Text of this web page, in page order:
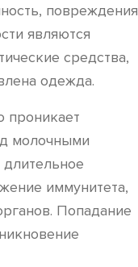
повреждения
являются
средства,
одежда.
проникает
молочными
иммунитета,
Попадание